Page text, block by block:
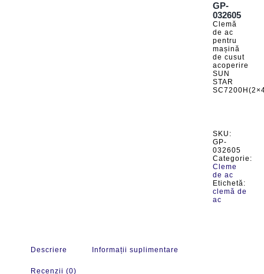
GP-
032605
Clemă
de ac
pentru
mașină
de cusut
acoperire
SUN
STAR
SKU:
GP-
032605
Categorie:
Cleme
de ac
Etichetă:
clemă de
ac
Descriere Informații suplimentare
Recenzii (0)